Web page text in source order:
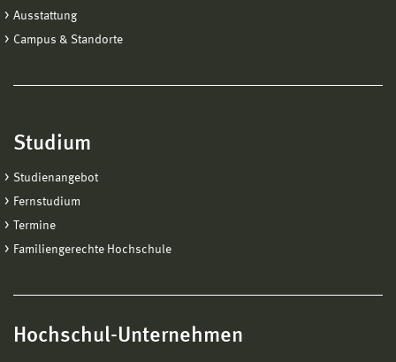
Ausstattung
Campus & Standorte
Studium
Studienangebot
Fernstudium
Termine
Familiengerechte Hochschule
Hochschul-Unternehmen